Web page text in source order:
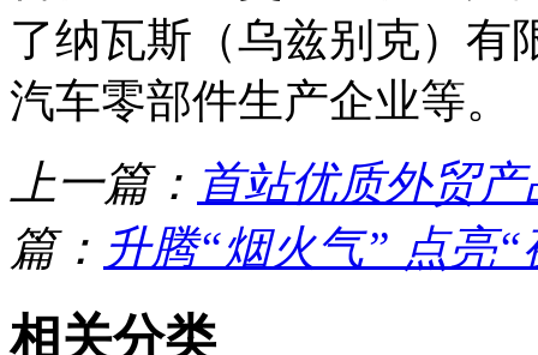
了纳瓦斯（乌兹别克）有
汽车零部件生产企业等。
上一篇： 首站优质外贸
篇： 升腾“烟火气” 点亮“
相关分类